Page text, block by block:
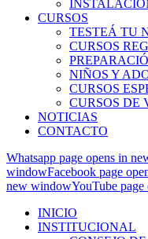
CURSOS
TESTEÁ TU
CURSOS
NIÑOS Y
CURSOS
CURSOS DE
NOTICIAS
CONTACTO
Whatsapp page opens in
windowFacebook page
new windowYouTube
INICIO
INSTITUCIONAL